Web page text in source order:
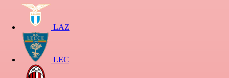
LAZ
LEC